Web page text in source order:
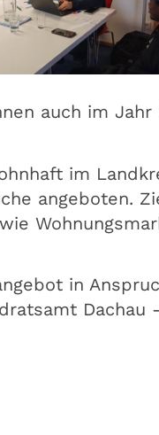
auch im Jahr
im
angeboten.
in
Dachau